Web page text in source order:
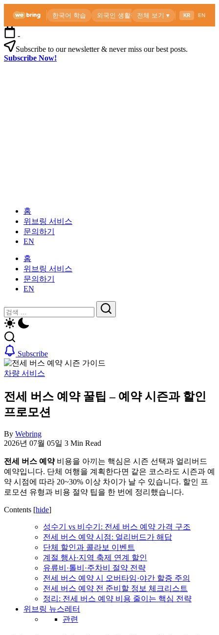
본
문
으
로
-
Subscribe to our newsletter & never miss our best posts.
Subscribe Now!
험,
의
료
및
일
상
생
활,
WeBring
제
공
가
이
드
—
비
자,
보
험,
료
및
일
생
활,
WeBring
제
공
홈
위브링 서비스
문의하기
EN
홈
위브링 서비스
문의하기
EN
닫
기
검
색
검
Subscribe
차량 서비스
전세 버스 예약 꿀팁 – 예약 시즌과 할인
프로모션
By Webring
2026년 07월 05일 3 Min Read
전세 버스 예약비용을 아끼는 핵심은 시즌 선택과 얼리버드
예약입니다. 단체 여행을 계획한다면 같은 코스라도 시즌과 예
약 시점에 따라 20~30% 이상 차이가 날 수 있습니다. 할인 프
로모션 유형과 비용 절약 팁을 한 번에 정리했습니다.
Contents [hide]
성수기 vs 비수기: 전세 버스 예약 가격 구조
전세 버스 예약 시점: 얼리버드가 해답
단체 할인과 콜라보 이벤트
계절 행사·지역 축제 연계 할인
유류비·톨비·주차비 절약 전략
전세 버스 예약 시 오버타임·야간 할증 주의
전세 버스 예약 전 준비할 정보 체크리스트
정리: 전세 버스 예약 비용 줄이는 핵심 전략
위브링 뉴스레터
관련